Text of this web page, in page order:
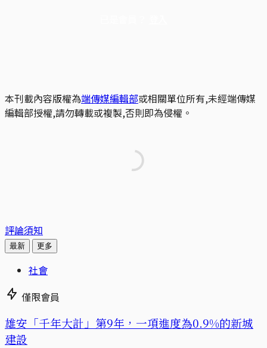
本刊載內容版權為端傳媒編輯部或相關單位所有,未經端傳媒
編輯部授權,請勿轉載或複製,否則即為侵權。
評論須知
最新 更多
社會
僅限會員
​​雄安「千年大計」第9年，一項進度為0.9%的新城
建設